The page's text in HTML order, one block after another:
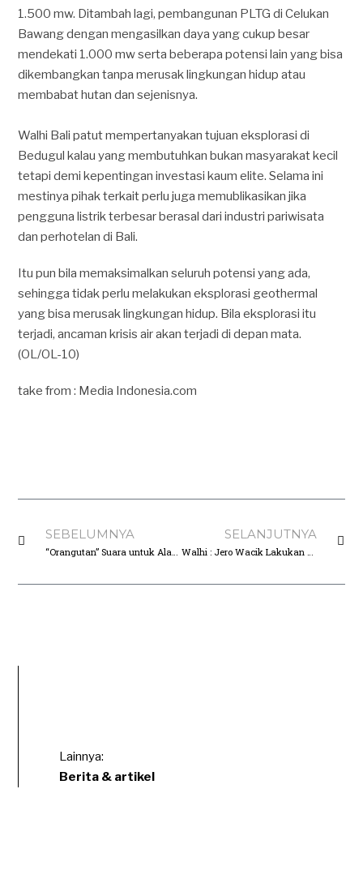
1.500 mw. Ditambah lagi, pembangunan PLTG di Celukan
Bawang dengan mengasilkan daya yang cukup besar
mendekati 1.000 mw serta beberapa potensi lain yang bisa
dikembangkan tanpa merusak lingkungan hidup atau
membabat hutan dan sejenisnya.
Walhi Bali patut mempertanyakan tujuan eksplorasi di
Bedugul kalau yang membutuhkan bukan masyarakat kecil
tetapi demi kepentingan investasi kaum elite. Selama ini
mestinya pihak terkait perlu juga memublikasikan jika
pengguna listrik terbesar berasal dari industri pariwisata
dan perhotelan di Bali.
Itu pun bila memaksimalkan seluruh potensi yang ada,
sehingga tidak perlu melakukan eksplorasi geothermal
yang bisa merusak lingkungan hidup. Bila eksplorasi itu
terjadi, ancaman krisis air akan terjadi di depan mata.
(OL/OL-10)
take from : Media Indonesia.com
SEBELUMNYA SELANJUTNYA
Lainnya:
Berita & artikel